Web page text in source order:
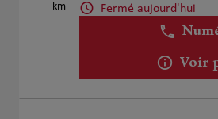
km
Fermé aujourd'hui
Voir